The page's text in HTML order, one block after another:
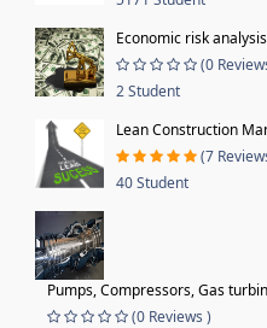
Economic risk
(0
2 Student
Lean Construction
(7
40 Student
Pumps, Compressors, Gas
(0 Reviews )